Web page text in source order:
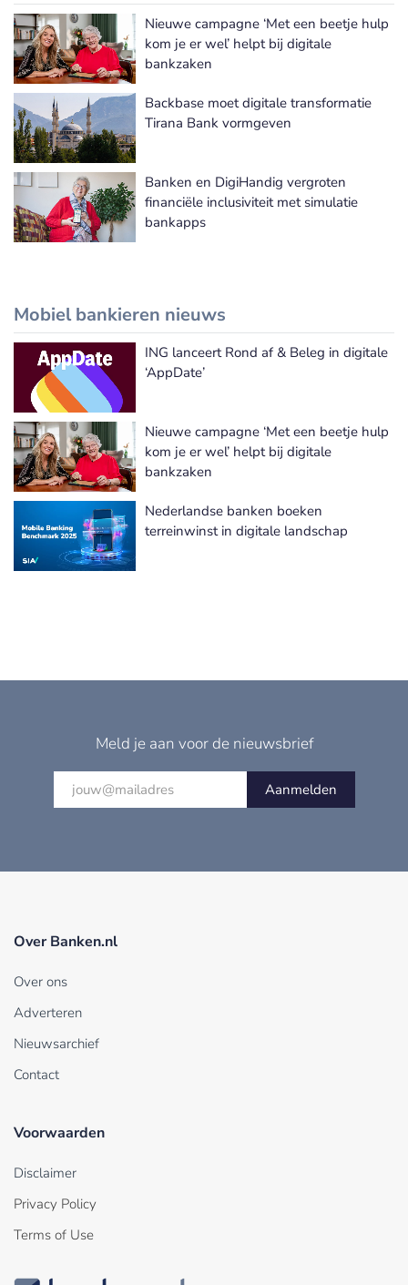
Meer Internet & Mobiel nieuws
Nieuwe campagne ‘Met een beetje hulp
kom je er wel’ helpt bij digitale
bankzaken
Backbase moet digitale transformatie
Tirana Bank vormgeven
Banken en DigiHandig vergroten
financiële inclusiviteit met simulatie
bankapps
Mobiel bankieren nieuws
ING lanceert Rond af & Beleg in digitale
‘AppDate’
Nieuwe campagne ‘Met een beetje hulp
kom je er wel’ helpt bij digitale
bankzaken
Nederlandse banken boeken
terreinwinst in digitale landschap
Meld je aan voor de nieuwsbrief
Aanmelden
Over Banken.nl
Over ons
Adverteren
Nieuwsarchief
Contact
Voorwaarden
Disclaimer
Privacy Policy
Terms of Use